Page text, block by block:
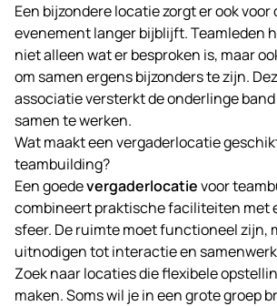
Een bijzondere locatie zorgt er ook voor
evenement langer bijblijft. Teamleden
niet alleen wat er besproken is, maar
om samen ergens bijzonders te zijn.
associatie versterkt de onderlinge
samen te werken.
Wat maakt een vergaderlocatie
teambuilding?
Een goedevergaderlocatievoor
combineert praktische faciliteiten met
sfeer. De ruimte moet functioneel zijn,
uitnodigen tot interactie en
Zoek naar locaties die flexibele
maken. Soms wil je in een grote groep